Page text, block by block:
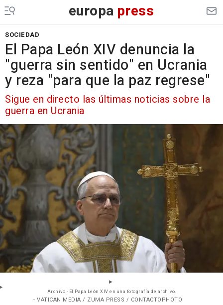
europa press
SOCIEDAD
El Papa León XIV denuncia la
"guerra sin sentido" en Ucrania
y reza "para que la paz regrese"
Sigue en directo las últimas noticias sobre la
guerra en Ucrania
Archivo - El Papa León XIV en una fotografía de archivo.
- VATICAN MEDIA / ZUMA PRESS / CONTACTOPHOTO